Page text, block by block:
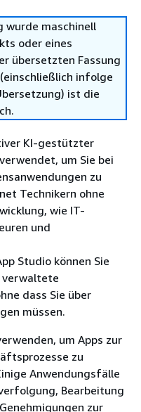
wurde maschinell
oder eines
übersetzten Fassung
infolge
ist die
KI-gestützter
um Sie bei
zu
Technikern ohne
wie IT-
und
Studio können Sie
verwaltete
dass Sie über
müssen.
um Apps zur
zu
Anwendungsfälle
Bearbeitung
zur